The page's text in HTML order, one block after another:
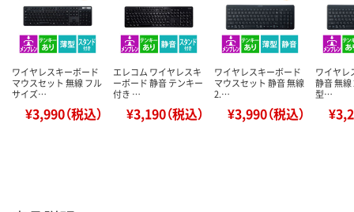
ワイヤレスキーボード
マウスセット 無線 フル
サイズ…
¥3,990（税込）
エレコム ワイヤレスキ
ーボード 静音 テンキー
付き …
¥3,190（税込）
ワイヤレスキーボード
マウスセット 静音 無線
2.…
¥3,990（税込）
ワイヤレ
静音 無線
型…